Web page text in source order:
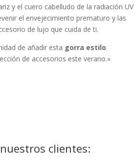
y el cuero cabelludo de la radiación UV
el envejecimiento prematuro y las
de lujo que cuida de ti.
de añadir esta gorra estilo
de accesorios este verano.»
clientes: